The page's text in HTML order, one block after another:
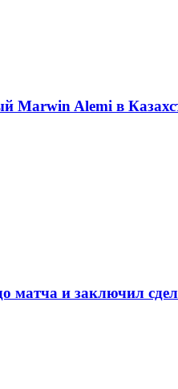
Marwin Alemi в
матча и заключил